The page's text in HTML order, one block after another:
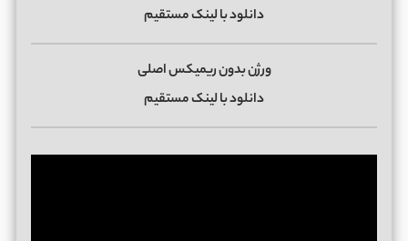
دانلود با لینک مستقیم
ورژن بدون ریمیکس اصلی
دانلود با لینک مستقیم